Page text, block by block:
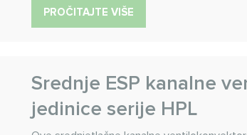
PROČITAJTE VIŠE
Srednje ESP kanalne
jedinice serije HPL